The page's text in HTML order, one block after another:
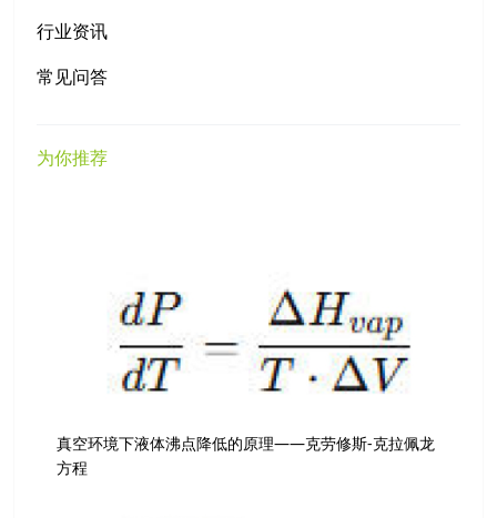
行业资讯
常见问答
为你推荐
真空环境下液体沸点降低的原理——克劳修斯-克拉佩龙
方程